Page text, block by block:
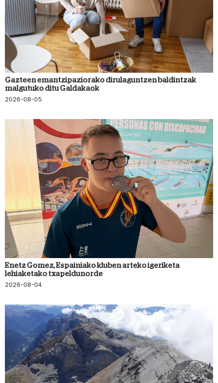
Gazteen emantzipaziorako dirulaguntzen baldintzak
malgutuko ditu Galdakaok
2026-08-05
Enetz Gomez, Espainiako kluben arteko igeriketa
lehiaketako txapeldunorde
2026-08-04